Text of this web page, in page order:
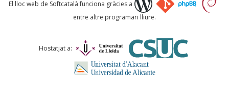
Comentari *
El lloc web de Softcatalà funciona gràcies a
entre altre programari lliure.
Hostatjat a: